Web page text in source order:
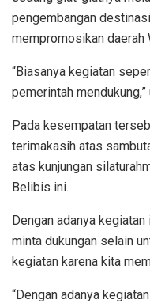
pengembangan
mempromosikan daerah
“Biasanya kegiatan
pemerintah
Pada kesempatan
terimakasih atas
atas kunjungan
Belibis ini.
Dengan adanya
minta dukungan selain
kegiatan karena kita
“Dengan adanya